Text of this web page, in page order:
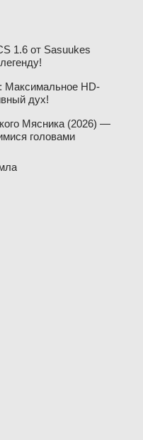
1.6 от Sasuukes
Максимальное HD-
дух!
Мясника (2026) —
головами